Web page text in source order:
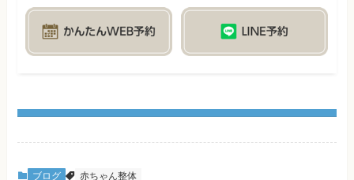
ブログ 赤ちゃん整体